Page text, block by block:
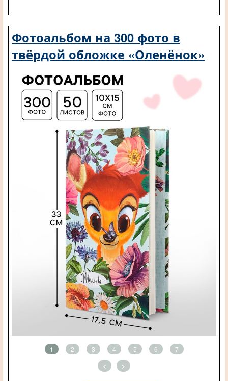
Фотоальбом на 300 фото в
твёрдой обложке «Оленёнок»
1 2 3 4 5 6 7
< >